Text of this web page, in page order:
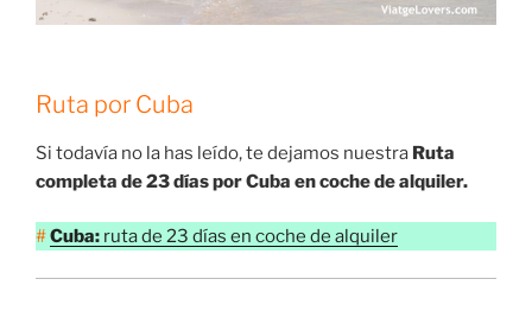
Ruta por Cuba
Si todavía no la has leído, te dejamos nuestra Ruta
completa de 23 días por Cuba en coche de alquiler.
#Cuba: ruta de 23 días en coche de alquiler